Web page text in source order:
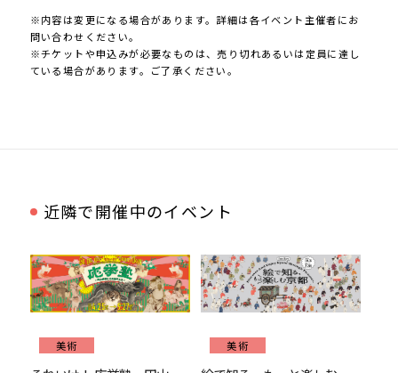
※内容は変更になる場合があります。詳細は各イベント主催者にお
問い合わせください。
※チケットや申込みが必要なものは、売り切れあるいは定員に達し
ている場合があります。ご了承ください。
近隣で開催中のイベント
美術 美術